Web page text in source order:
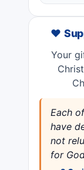
❤️
Your
Each
have
not
for